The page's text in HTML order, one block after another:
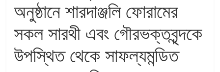
অনুষ্ঠানে শারদাঞ্জলি ফোরামের
সকল সারথী এবং গৌরভক্তবৃন্দকে
উপস্থিত থেকে সাফল্যমন্ডিত